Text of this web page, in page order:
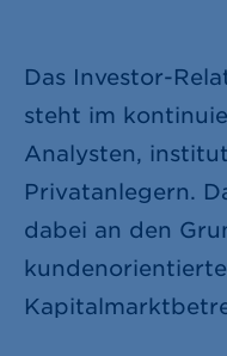
Das Investor-
steht im
Analysten,
Privatanlegern.
dabei an den